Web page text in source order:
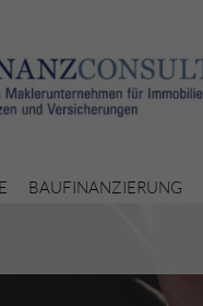
BAUFINANZIERUNG